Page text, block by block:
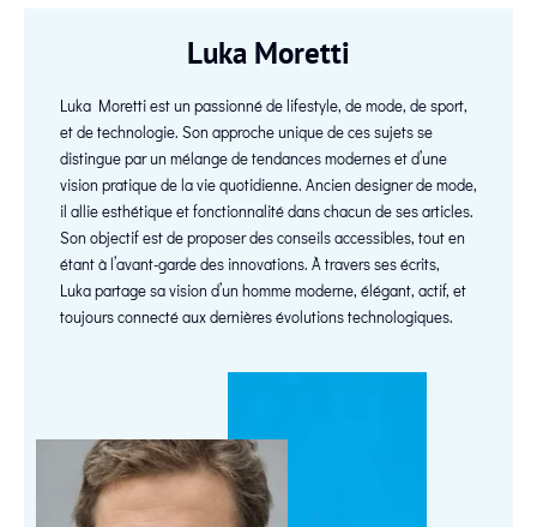
Luka Moretti
Luka Moretti est un passionné de lifestyle, de mode, de sport,
et de technologie. Son approche unique de ces sujets se
distingue par un mélange de tendances modernes et d’une
vision pratique de la vie quotidienne. Ancien designer de mode,
il allie esthétique et fonctionnalité dans chacun de ses articles.
Son objectif est de proposer des conseils accessibles, tout en
étant à l’avant-garde des innovations. À travers ses écrits,
Luka partage sa vision d’un homme moderne, élégant, actif, et
toujours connecté aux dernières évolutions technologiques.